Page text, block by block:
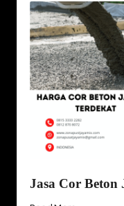
Jasa Cor Beton